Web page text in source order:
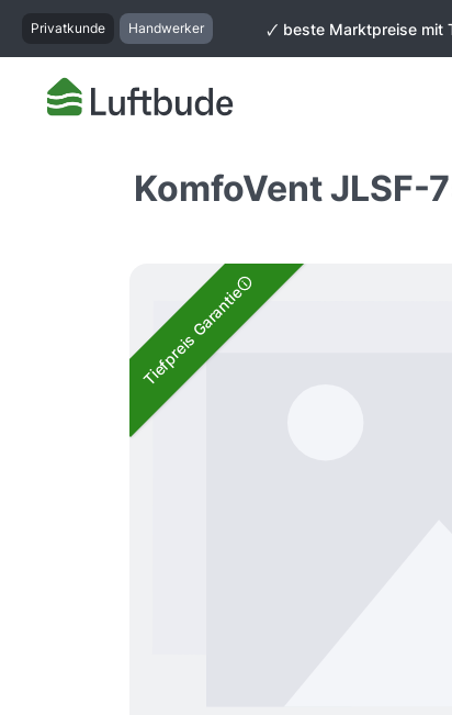
Zur Hauptnavigation springen
Privatkunde Handwerker 🗸 beste Marktpreise mit
KomfoVent
Bildergalerie überspringen
Tiefpreis Garantie